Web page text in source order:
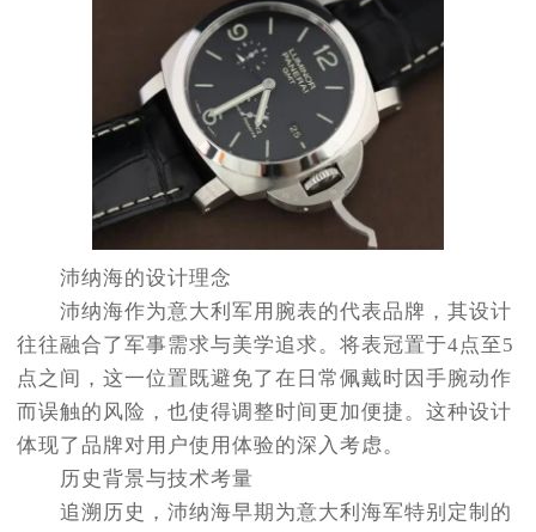
沛纳海的设计理念
沛纳海作为意大利军用腕表的代表品牌，其设计
往往融合了军事需求与美学追求。将表冠置于4点至5
点之间，这一位置既避免了在日常佩戴时因手腕动作
而误触的风险，也使得调整时间更加便捷。这种设计
体现了品牌对用户使用体验的深入考虑。
历史背景与技术考量
追溯历史，沛纳海早期为意大利海军特别定制的